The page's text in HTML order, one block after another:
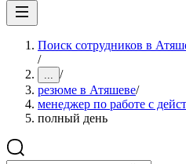
Поиск сотрудников в
/
... /
резюме в Атяшеве/
менеджер по работе с
полный день